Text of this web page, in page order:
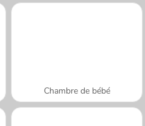
Chambre de bébé